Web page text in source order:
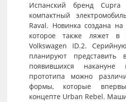
Испанский бренд Cupra
компактный
Raval. Новинка создана
которое также ляжет в
Volkswagen ID.2.
планируют
появившихся накануне
прототипа можно
формы, которые
концепте Urban Rebel.